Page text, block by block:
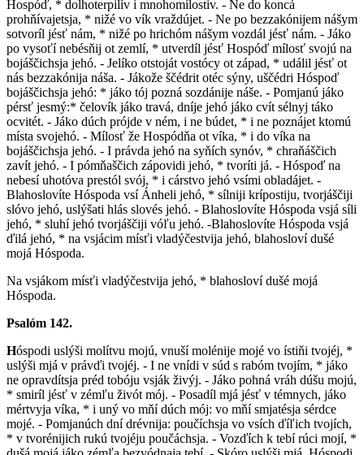
Hospóď, * dolhoterpilív i mnohomílostiv. - Ne do koncá
prohňívajetsja, * nižé vo vík vraždújet. - Ne po bezzakónijem nášym
sotvoríl jésť nám, * nižé po hrichóm nášym vozdál jésť nám. - Jáko
po vysoťí nebésňij ot zemlí, * utverdíl jésť Hospóď mílosť svojú na
bojáščichsja jehó. - Jelíko otstoját vostócy ot západ, * událil jésť ot
nás bezzakónija náša. - Jákože ščédrit otéc sýny, uščédri Hóspoď
bojáščichsja jehó: * jáko tój pozná sozdánije náše. - Pomjanú jáko
pérsť jesmý:* čelovík jáko travá, dníje jehó jáko cvít sélnyj táko
ocvitét. - Jáko dúch prójde v ném, i ne búdet, * i ne poznájet ktomú
místa svojehó. - Mílosť že Hospódňa ot víka, * i do víka na
bojáščichsja jehó. - I právda jehó na syňích synóv, * chraňáščich
zavít jehó. - I pómňaščich zápovidi jehó, * tvoríti já. - Hóspoď na
nebesí uhotóva prestól svój, * i cárstvo jehó vsími obladájet. -
Blahoslovíte Hóspoda vsí Ánheli jehó, * sílniji krípostiju, tvorjáščiji
slóvo jehó, uslýšati hlás slovés jehó. - Blahoslovíte Hóspoda vsjá síli
jehó, * sluhí jehó tvorjáščiji vóľu jehó. -Blahoslovíte Hóspoda vsjá
ďilá jehó, * na vsjácim mísťi vladýčestvija jehó, blahosloví dušé
mojá Hóspoda.
Na vsjákom mísťi vladýčestvija jehó, * blahosloví dušé mojá
Hóspoda.
Psalóm 142.
Hóspodi uslýši molítvu mojú, vnuší molénije mojé vo ístiňi tvojéj, *
uslýši mjá v právďi tvojéj. - I ne vnídi v súd s rabóm tvojím, * jáko
ne opravdítsja préd tobóju vsják živýj. - Jáko pohná vráh dúšu mojú,
* smiríl jésť v zémľu živót mój. - Posadíl mjá jésť v témnych, jáko
mértvyja víka, * i uný vo mňí dúch mój: vo mňí smjatésja sérdce
mojé. - Pomjanúch dní drévnija: poučíchsja vo vsích ďíľich tvojích,
* v tvorénijich rukú tvojéju poučáchsja. - Vozďích k tebí rúci mojí, *